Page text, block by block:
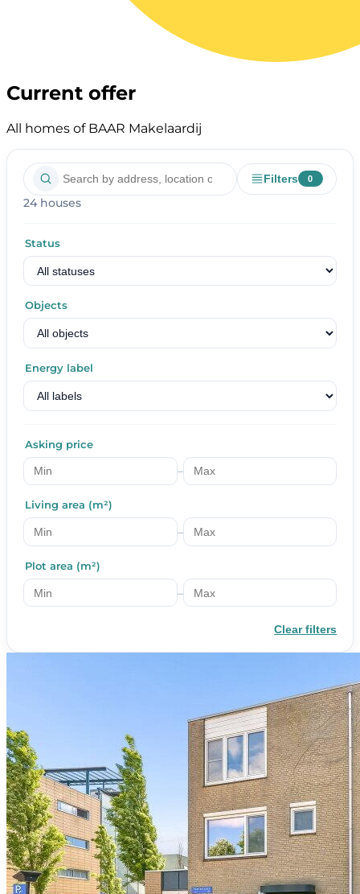
Current offer
All homes of BAAR Makelaardij
Filters 0
24 houses
Status
Objects
Energy label
Asking price
–
Living area (m²)
–
Plot area (m²)
–
Clear filters